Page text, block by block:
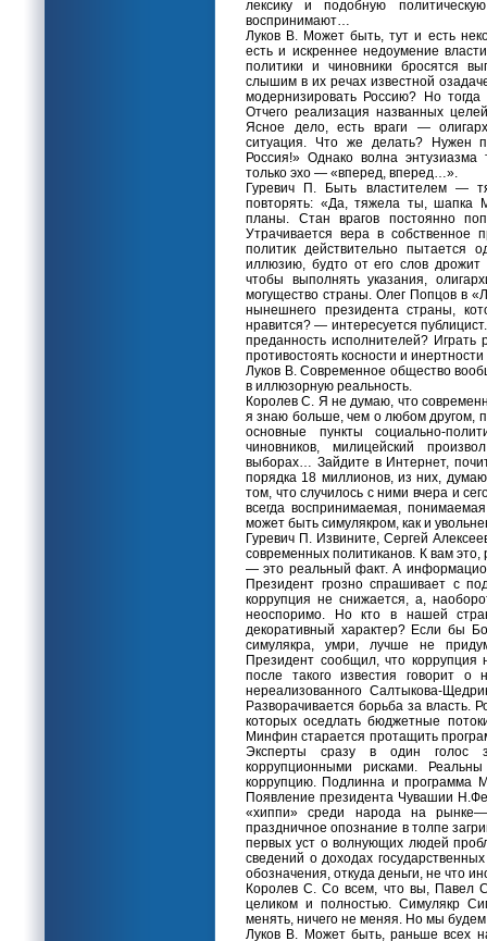
лексику и подобную
воспринимают…
Луков В. Может быть, тут и есть
есть и искреннее недоумение
политики и чиновники бросятся
слышим в их речах известной
модернизировать Россию? Но
Отчего реализация названных
Ясное дело, есть враги —
ситуация. Что же делать? Нужен
Россия!» Однако волна энтузиазма
только эхо — «вперед, вперед…».
Гуревич П. Быть властителем —
повторять: «Да, тяжела ты, шапка
планы. Стан врагов постоянно
Утрачивается вера в собственное
политик действительно пытается
иллюзию, будто от его слов дрожит
чтобы выполнять указания,
могущество страны. Олег Попцов в
нынешнего президента страны,
нравится? — интересуется
преданность исполнителей?
противостоять косности и
Луков В. Современное общество
в иллюзорную реальность.
Королев С. Я не думаю, что
я знаю больше, чем о любом другом,
основные пункты социально-
чиновников, милицейский
выборах… Зайдите в Интернет,
порядка 18 миллионов, из них,
том, что случилось с ними вчера и
всегда воспринимаемая,
может быть симулякром, как и
Гуревич П. Извините, Сергей
современных политиканов. К вам это,
— это реальный факт. А
Президент грозно спрашивает с
коррупция не снижается, а,
неоспоримо. Но кто в нашей
декоративный характер? Если бы
симулякра, умри, лучше не
Президент сообщил, что коррупция
после такого известия говорит
нереализованного Салтыкова-
Разворачивается борьба за власть.
которых оседлать бюджетные
Минфин старается протащить
Эксперты сразу в один голос
коррупционными рисками.
коррупцию. Подлинна и программа
Появление президента Чувашии
«хиппи» среди народа на
праздничное опознание в толпе
первых уст о волнующих людей
сведений о доходах
обозначения, откуда деньги, не что
Королев С. Со всем, что вы, Павел
целиком и полностью. Симулякр
менять, ничего не меняя. Но мы
Луков В. Может быть, раньше всех